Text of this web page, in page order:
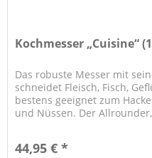
Kochmesser „Cuisine“
Das robuste Messer mit
schneidet Fleisch, Fisch,
bestens geeignet zum
und Nüssen. Der
44,95 € *